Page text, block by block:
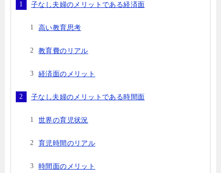
子なし夫婦のメリットである経済面
高い教育思考
教育費のリアル
経済面のメリット
子なし夫婦のメリットである時間面
世界の育児状況
育児時間のリアル
時間面のメリット